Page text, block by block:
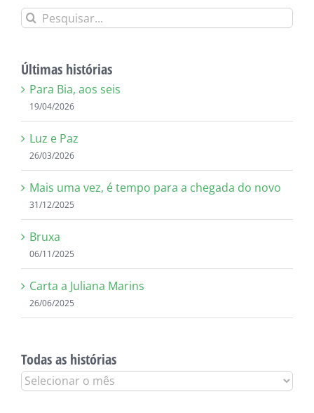
Buscar
Últimas histórias
Para Bia, aos seis
19/04/2026
Luz e Paz
26/03/2026
Mais uma vez, é tempo para a chegada do novo
31/12/2025
Bruxa
06/11/2025
Carta a Juliana Marins
26/06/2025
Todas as histórias
Todas